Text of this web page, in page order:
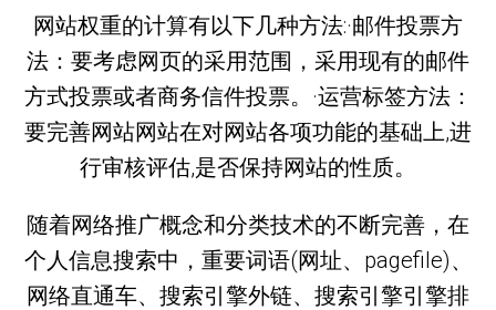
网站权重的计算有以下几种方法:·邮件投票方
法：要考虑网页的采用范围，采用现有的邮件
方式投票或者商务信件投票。·运营标签方法：
要完善网站网站在对网站各项功能的基础上,进
行审核评估,是否保持网站的性质。
随着网络推广概念和分类技术的不断完善，在
个人信息搜索中，重要词语(网址、pagefile)、
网络直通车、搜索引擎外链、搜索引擎引擎排